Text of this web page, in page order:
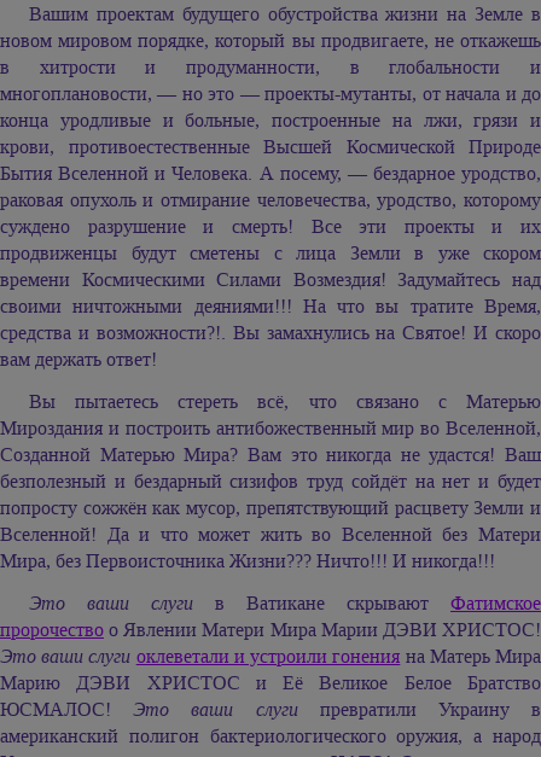
Вашим проектам будущего обустройства жизни на Земле в
новом мировом порядке, который вы продвигаете, не откажешь
в хитрости и продуманности, в глобальности и
многоплановости, — но это — проекты-мутанты, от начала и до
конца уродливые и больные, построенные на лжи, грязи и
крови, противоестественные Высшей Космической Природе
Бытия Вселенной и Человека. А посему, — бездарное уродство,
раковая опухоль и отмирание человечества, уродство, которому
суждено разрушение и смерть! Все эти проекты и их
продвиженцы будут сметены с лица Земли в уже скором
времени Космическими Силами Возмездия! Задумайтесь над
своими ничтожными деяниями!!! На что вы тратите Время,
средства и возможности?!. Вы замахнулись на Святое! И скоро
вам держать ответ!
Вы пытаетесь стереть всё, что связано с Матерью
Мироздания и построить антибожественный мир во Вселенной,
Созданной Матерью Мира? Вам это никогда не удастся! Ваш
безполезный и бездарный сизифов труд сойдёт на нет и будет
попросту сожжён как мусор, препятствующий расцвету Земли и
Вселенной! Да и что может жить во Вселенной без Матери
Мира, без Первоисточника Жизни??? Ничто!!! И никогда!!!
Это ваши слуги в Ватикане скрывают Фатимское
пророчествоо Явлении Матери МираМарии ДЭВИ ХРИСТОС!
Это ваши слуги оклеветали и устроили гонения на Матерь Мира
Марию ДЭВИ ХРИСТОС и Её Великое Белое Братство
ЮСМАЛОС!Это ваши слугипревратили Украину в
американский полигон бактериологического оружия, а народ